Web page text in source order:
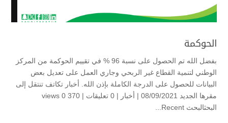
الحوكمة
بفضل الله تم الحصول على نسبة 96 % في تقييم الحوكمة من المركز
الوطني لتنمية القطاع غير الربحي وجاري العمل على تعديل بعض
البيانات للحصول على الدرجة الكاملة بإذن الله. أخبار تكاتف تنتقل إلى
مقرها الجديد 08/09/2021 | أخبار | ‏0 تعليقات | 370 views 0
البحثالبحث Recent...